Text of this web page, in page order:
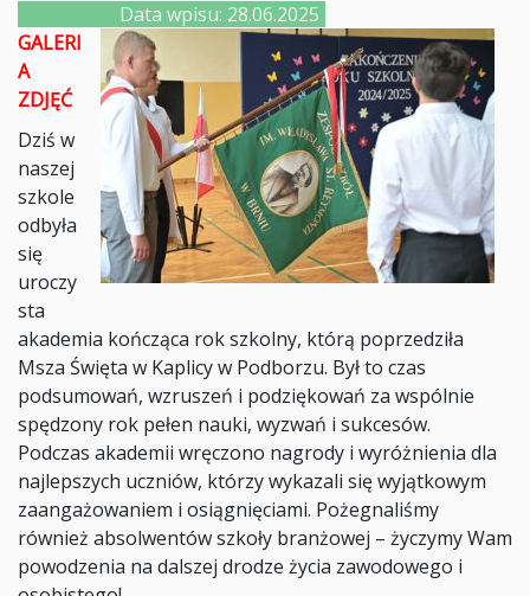
Data wpisu: 28.06.2025
GALERI
A
ZDJĘĆ
Dziś w
naszej
szkole
odbyła
się
uroczy
sta
akademia kończąca rok szkolny, którą poprzedziła
Msza Święta w Kaplicy w Podborzu. Był to czas
podsumowań, wzruszeń i podziękowań za wspólnie
spędzony rok pełen nauki, wyzwań i sukcesów.
Podczas akademii wręczono nagrody i wyróżnienia dla
najlepszych uczniów, którzy wykazali się wyjątkowym
zaangażowaniem i osiągnięciami. Pożegnaliśmy
również absolwentów szkoły branżowej – życzymy Wam
powodzenia na dalszej drodze życia zawodowego i